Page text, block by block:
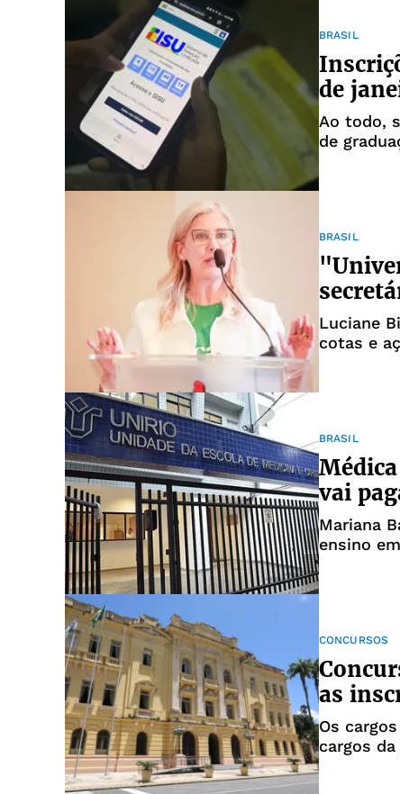
BRASIL
de
Ao todo,
de
BRASIL
Luciane
cotas e
BRASIL
vai
Mariana
ensino
CONCURSOS
as
Os
cargos